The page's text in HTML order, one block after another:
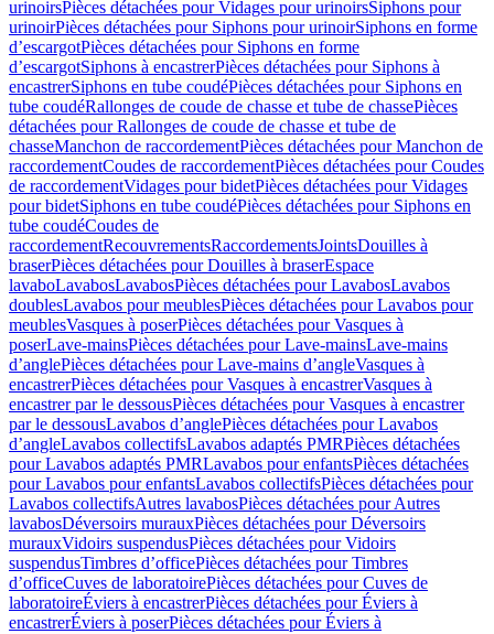
urinoirsPièces détachées pour Vidages pour urinoirsSiphons pour
urinoirPièces détachées pour Siphons pour urinoirSiphons en forme
d’escargotPièces détachées pour Siphons en forme
d’escargotSiphons à encastrerPièces détachées pour Siphons à
encastrerSiphons en tube coudéPièces détachées pour Siphons en
tube coudéRallonges de coude de chasse et tube de chassePièces
détachées pour Rallonges de coude de chasse et tube de
chasseManchon de raccordementPièces détachées pour Manchon de
raccordementCoudes de raccordementPièces détachées pour Coudes
de raccordementVidages pour bidetPièces détachées pour Vidages
pour bidetSiphons en tube coudéPièces détachées pour Siphons en
tube coudéCoudes de
raccordementRecouvrementsRaccordementsJointsDouilles à
braserPièces détachées pour Douilles à braserEspace
lavaboLavabosLavabosPièces détachées pour LavabosLavabos
doublesLavabos pour meublesPièces détachées pour Lavabos pour
meublesVasques à poserPièces détachées pour Vasques à
poserLave-mainsPièces détachées pour Lave-mainsLave-mains
d’anglePièces détachées pour Lave-mains d’angleVasques à
encastrerPièces détachées pour Vasques à encastrerVasques à
encastrer par le dessousPièces détachées pour Vasques à encastrer
par le dessousLavabos d’anglePièces détachées pour Lavabos
d’angleLavabos collectifsLavabos adaptés PMRPièces détachées
pour Lavabos adaptés PMRLavabos pour enfantsPièces détachées
pour Lavabos pour enfantsLavabos collectifsPièces détachées pour
Lavabos collectifsAutres lavabosPièces détachées pour Autres
lavabosDéversoirs murauxPièces détachées pour Déversoirs
murauxVidoirs suspendusPièces détachées pour Vidoirs
suspendusTimbres dʼofficePièces détachées pour Timbres
dʼofficeCuves de laboratoirePièces détachées pour Cuves de
laboratoireÉviers à encastrerPièces détachées pour Éviers à
encastrerÉviers à poserPièces détachées pour Éviers à